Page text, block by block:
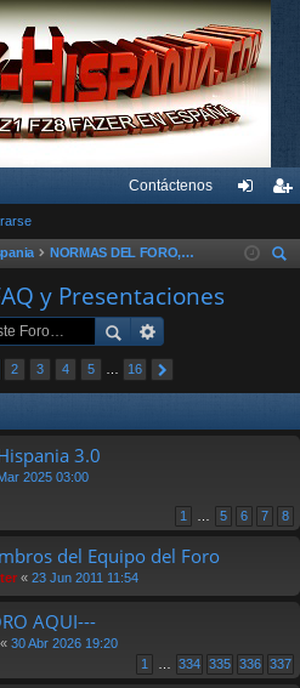
Contáctenos
nti ist
NORMAS DEL FORO, FAQ y Presentaciones
y Presentaciones
2 3 4 5 16
3.0
2025 03:00
1 5 6 7 8
del Equipo del Foro
« 23 Jun 2011 11:54
AQUI---
« 30 Abr 2026 19:20
1 334 335 336 337